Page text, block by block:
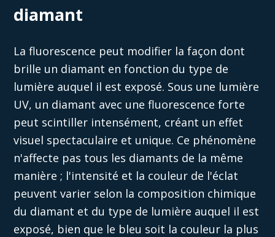
diamant
La fluorescence peut modifier la façon dont
brille un diamant en fonction du type de
lumière auquel il est exposé. Sous une lumière
UV, un diamant avec une fluorescence forte
peut scintiller intensément, créant un effet
visuel spectaculaire et unique. Ce phénomène
n'affecte pas tous les diamants de la même
manière ; l'intensité et la couleur de l'éclat
peuvent varier selon la composition chimique
du diamant et du type de lumière auquel il est
exposé, bien que le bleu soit la couleur la plus